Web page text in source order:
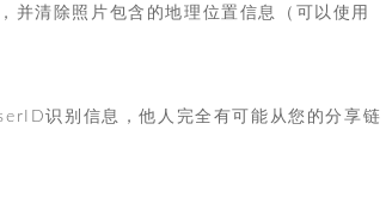
并清除照片包含的地理位置信息（可以使用
识别信息，他人完全有可能从您的分享链